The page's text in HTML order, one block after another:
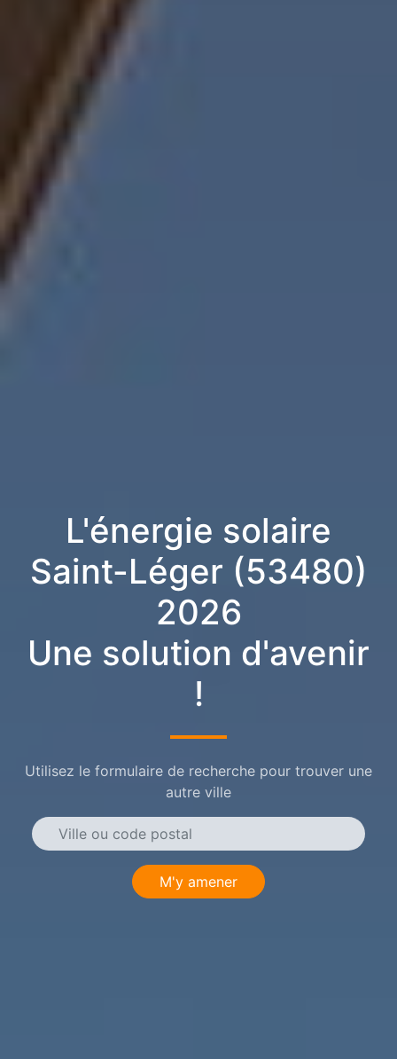
L'énergie solaire
Saint-Léger (53480)
2026
Une solution d'avenir
!
Utilisez le formulaire de recherche pour trouver une
autre ville
M'y amener